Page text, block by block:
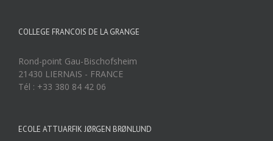
COLLEGE FRANCOIS DE LA GRANGE
Rond-point Gau-Bischofsheim
21430 LIERNAIS - FRANCE
Tél : +33 380 84 42 06
ECOLE ATTUARFIK JØRGEN BRØNLUND